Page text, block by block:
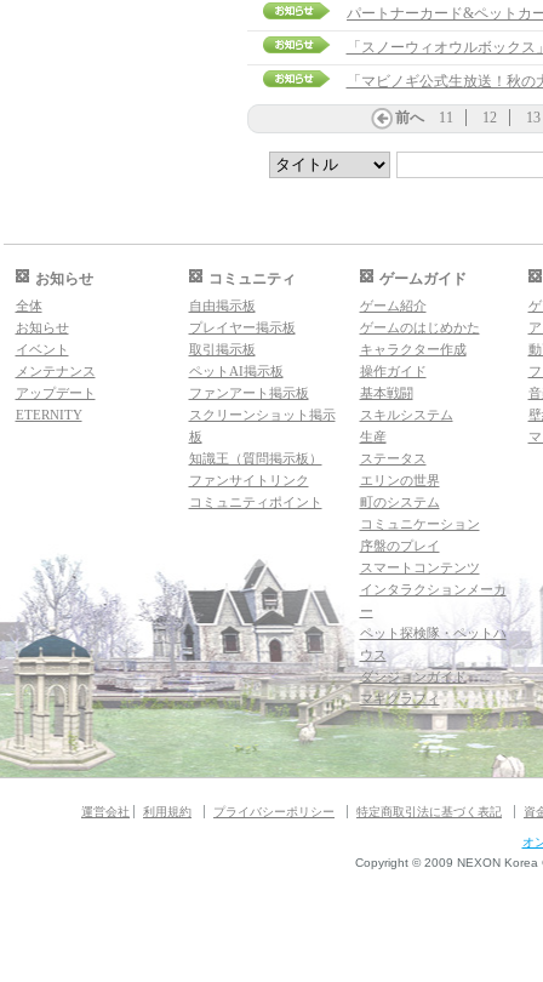
パートナーカード&ペットカ
「スノーウィオウルボック
「マビノギ公式生放送！秋
前へ 11 12 13
お知らせ
全体
お知らせ
イベント
メンテナンス
アップデート
ETERNITY
コミュニティ
自由掲示板
プレイヤー掲示板
取引掲示板
ペットAI掲示板
ファンアート掲示板
スクリーンショット掲示
板
知識王（質問掲示板）
ファンサイトリンク
コミュニティポイント
ゲームガイド
ゲーム紹介
ゲームのはじめかた
キャラクター作成
操作ガイド
基本戦闘
スキルシステム
生産
ステータス
エリンの世界
町のシステム
コミュニケーション
序盤のプレイ
スマートコンテンツ
インタラクションメーカ
ー
ペット探検隊・ペットハ
ウス
ダンジョンガイド
マギグラフィ
運営会社 利用規約 プライバシーポリシー 特定商取引法に基づく表記 資
オ
Copyright © 2009 NEXON Korea